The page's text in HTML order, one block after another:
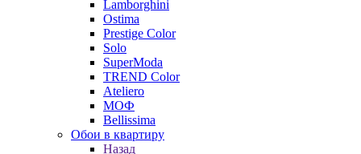
Lamborghini
Ostima
Prestige Color
Solo
SuperModa
TREND Color
Ateliero
МОФ
Bellissima
Обои в квартиру
Назад